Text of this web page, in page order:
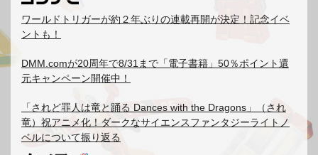
ワールドトリガーが約２年ぶりの連載再開が決定！記念イベ
ントも！
DMM.comが20周年で8/31まで「電子書籍」50％ポイント還
元キャンペーン開催中！
「されど罪人は竜と踊る Dances with the Dragons」（され
竜）祝アニメ化！ダークなサイエンスファンタジーライトノ
ベルについて振り返る